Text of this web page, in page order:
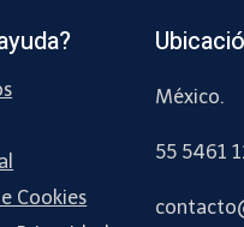
Cookies
México.
55 5461
contacto